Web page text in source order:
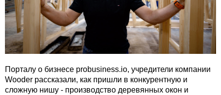
Порталу о бизнесе probusiness.io, учредители компании
Wooder рассказали, как пришли в конкурентную и
сложную нишу - производство деревянных окон и